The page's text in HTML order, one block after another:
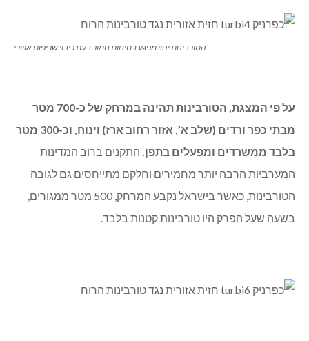
הטורבינות יהוו מפגע בטיחות חמור בעת כיבוי שריפות אווירי
על פי המצגת, הטורבינות תהינה במרחק של כ-700 מטר
מבתי כפר ורדים (שלב א’, אזור רחוב ארז) וינוח, וכ-300 מטר
בלבד ממשרדים ומפעלים בתפן. התקנים ברוב המדינות
המערביות הרבה יותר מחמירים וחלקם מתייחסים גם לגובה
הטורבינות, כאשר בישראל נקבע המרחק, 500 מטר ממגורים,
בשעה שעל הפרק היו טורבינות קטנות בלבד.